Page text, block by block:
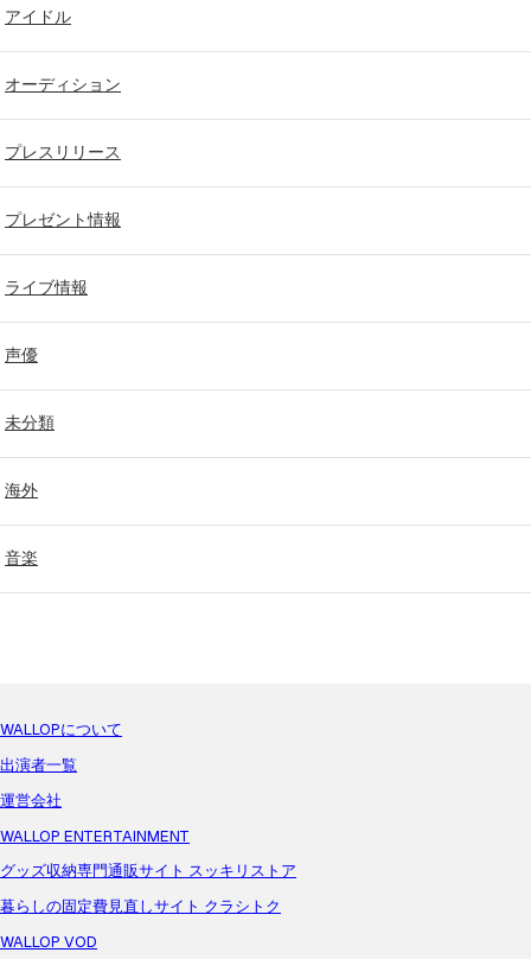
アイドル
オーディション
プレスリリース
プレゼント情報
ライブ情報
声優
未分類
海外
音楽
WALLOPについて
出演者一覧
運営会社
WALLOP ENTERTAINMENT
グッズ収納専門通販サイト スッキリストア
暮らしの固定費見直しサイト クラシトク
WALLOP VOD